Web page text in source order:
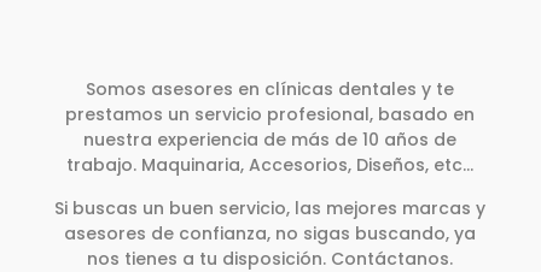
Somos asesores en clínicas dentales y te
prestamos un servicio profesional, basado en
nuestra experiencia de más de 10 años de
trabajo. Maquinaria, Accesorios, Diseños, etc…
Si buscas un buen servicio, las mejores marcas y
asesores de confianza, no sigas buscando, ya
nos tienes a tu disposición. Contáctanos.